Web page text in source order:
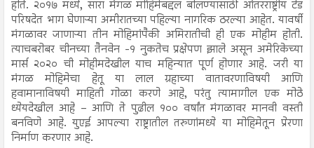
होते. २०१७ मध्ये, सारा मंगळ मोहिमेबद्दल बोलण्यासाठी आंतरराष्ट्रीय टेड
परिषदेत भाग घेणाऱ्या अमीरातच्या पहिल्या नागरिक ठरल्या आहेत. यावर्षी
मंगळावर जाणाऱ्या तीन मोहिमांपैकी अमिरातीची ही एक मोहीम होती.
त्याचबरोबर चीनच्या तैनवेन -१ नुकतेच प्रक्षेपण झाले असून अमेरिकेच्या
मार्स २०२० ची मोहीमदेखील याच महिन्यात पूर्ण होणार आहे. जरी या
मंगळ मोहिमेचा हेतू या लाल ग्रहाच्या वातावरणाविषयी आणि
हवामानाविषयी माहिती गोळा करणे आहे, परंतु त्यामागील एक मोठे
ध्येयदेखील आहे – आणि ते पुढील १०० वर्षांत मंगळावर मानवी वस्ती
बनविणे आहे. युएई आपल्या राष्ट्रातील तरुणांमध्ये या मोहिमेतून प्रेरणा
निर्माण करणार आहे.